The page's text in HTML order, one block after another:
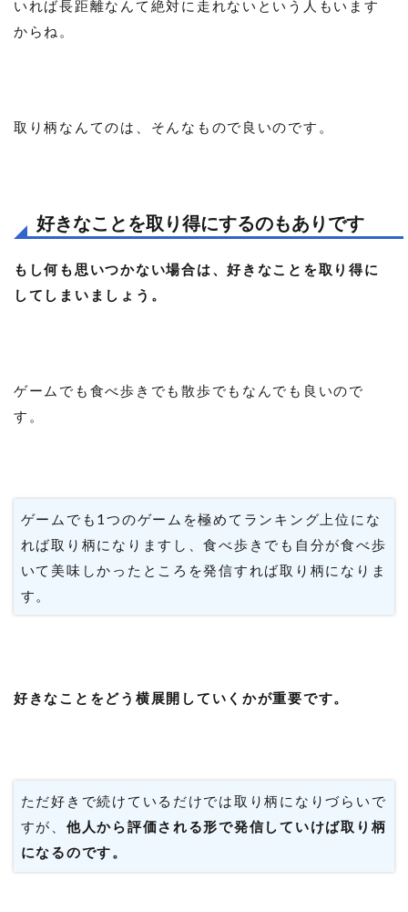
いれば長距離なんて絶対に走れないという人もいます
からね。
取り柄なんてのは、そんなもので良いのです。
好きなことを取り得にするのもありです
もし何も思いつかない場合は、好きなことを取り得に
してしまいましょう。
ゲームでも食べ歩きでも散歩でもなんでも良いので
す。
ゲームでも1つのゲームを極めてランキング上位にな
れば取り柄になりますし、食べ歩きでも自分が食べ歩
いて美味しかったところを発信すれば取り柄になりま
す。
好きなことをどう横展開していくかが重要です。
ただ好きで続けているだけでは取り柄になりづらいで
すが、 他人から評価される形で発信していけば取り柄
になるのです。